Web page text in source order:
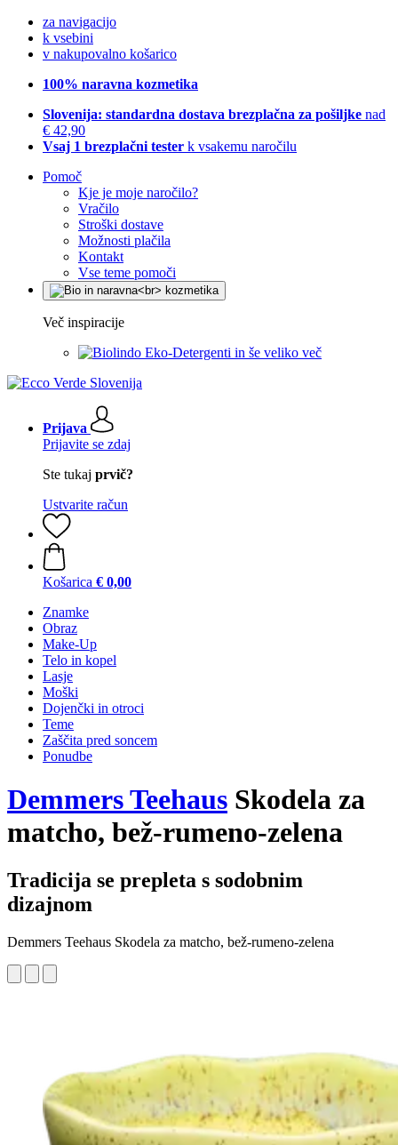
za navigacijo
k vsebini
v nakupovalno košarico
100% naravna kozmetika
Slovenija: standardna dostava brezplačna za pošiljke nad
€ 42,90
Vsaj 1 brezplačni tester k vsakemu naročilu
Pomoč
Kje je moje naročilo?
Vračilo
Stroški dostave
Možnosti plačila
Kontakt
Vse teme pomoči
Več inspiracije
Eko-Detergenti in še veliko več
Prijava
Prijavite se zdaj
Ste tukaj prvič?
Ustvarite račun
Košarica € 0,00
Znamke
Obraz
Make-Up
Telo in kopel
Lasje
Moški
Dojenčki in otroci
Teme
Zaščita pred soncem
Ponudbe
Demmers Teehaus Skodela za
matcho, bež-rumeno-zelena
Tradicija se prepleta s sodobnim
dizajnom
Demmers Teehaus Skodela za matcho, bež-rumeno-zelena